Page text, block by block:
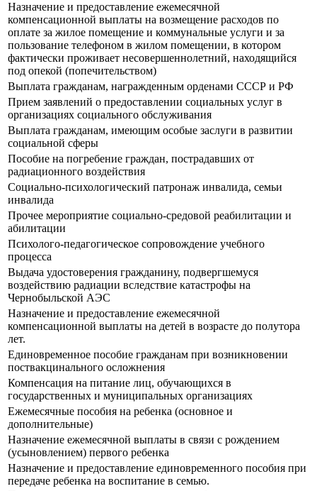
Назначение и предоставление ежемесячной
компенсационной выплаты на возмещение расходов по
оплате за жилое помещение и коммунальные услуги и за
пользование телефоном в жилом помещении, в котором
фактически проживает несовершеннолетний, находящийся
под опекой (попечительством)
Выплата гражданам, награжденным орденами СССР и РФ
Прием заявлений о предоставлении социальных услуг в
организациях социального обслуживания
Выплата гражданам, имеющим особые заслуги в развитии
социальной сферы
Пособие на погребение граждан, пострадавших от
радиационного воздействия
Социально-психологический патронаж инвалида, семьи
инвалида
Прочее мероприятие социально-средовой реабилитации и
абилитации
Психолого-педагогическое сопровождение учебного
процесса
Выдача удостоверения гражданину, подвергшемуся
воздействию радиации вследствие катастрофы на
Чернобыльской АЭС
Назначение и предоставление ежемесячной
компенсационной выплаты на детей в возрасте до полутора
лет.
Единовременное пособие гражданам при возникновении
поствакцинального осложнения
Компенсация на питание лиц, обучающихся в
государственных и муниципальных организациях
Ежемесячные пособия на ребенка (основное и
дополнительные)
Назначение ежемесячной выплаты в связи с рождением
(усыновлением) первого ребенка
Назначение и предоставление единовременного пособия при
передаче ребенка на воспитание в семью.